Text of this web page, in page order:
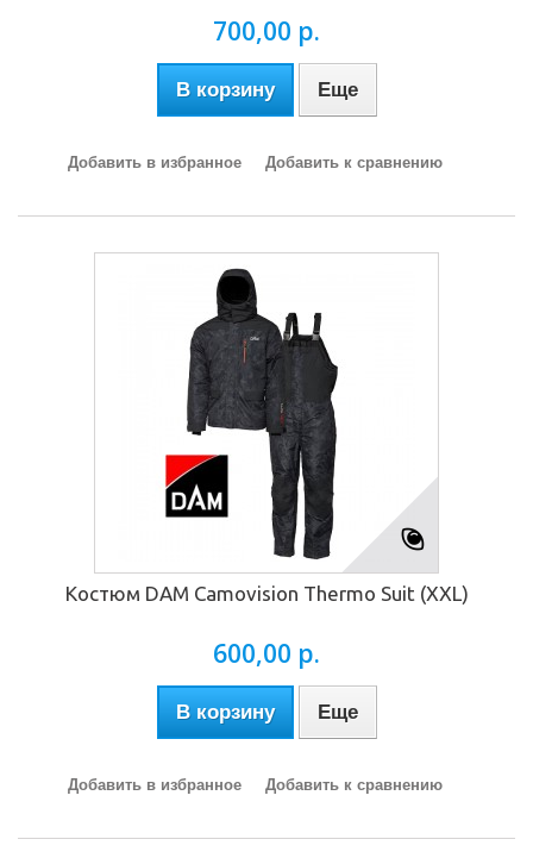
700,00 р.
В корзину Еще
Добавить в избранное Добавить к сравнению
Костюм DAM Camovision Thermo Suit (XXL)
600,00 р.
В корзину Еще
Добавить в избранное Добавить к сравнению